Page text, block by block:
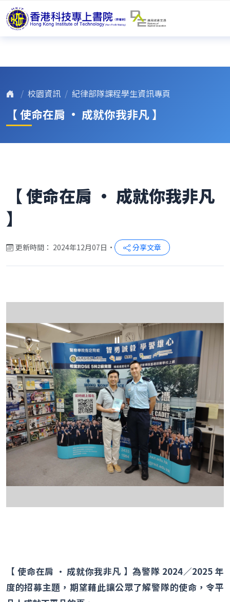
校園資訊 紀律部隊課程學生資訊專頁
【 使命在肩 • 成就你我非凡 】
【 使命在肩 • 成就你我非凡
】
更新時間： 2024年12月07日 • 分享文章
【 使命在肩 • 成就你我非凡 】為警隊 2024／2025年
度的招募主題，期望藉此讓公眾了解警隊的使命，令平